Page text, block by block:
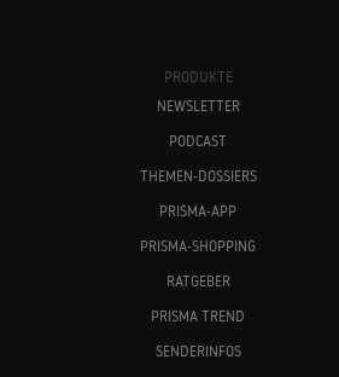
PRODUKTE
NEWSLETTER
PODCAST
THEMEN-DOSSIERS
PRISMA-APP
PRISMA-SHOPPING
RATGEBER
PRISMA TREND
SENDERINFOS